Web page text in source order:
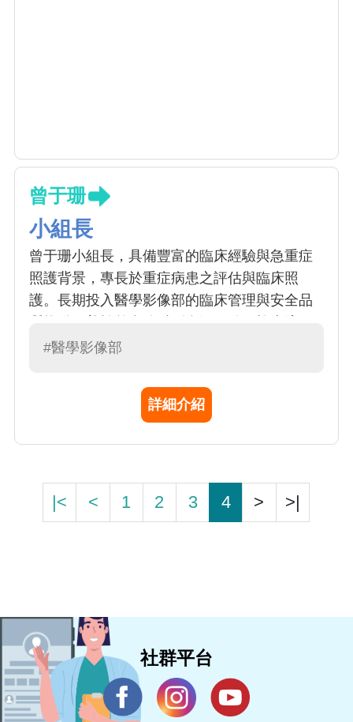
曾于珊
小組長
曾于珊小組長，具備豐富的臨床經驗與急重症
照護背景，專長於重症病患之評估與臨床照
護。長期投入醫學影像部的臨床管理與安全品
的安全與病人舒適度。以專業嚴謹與溫暖關懷
學影像部不可或缺的專業核心力量。
#醫學影像部
詳細介紹
|< < 1 2 3 4 > >|
社群平台